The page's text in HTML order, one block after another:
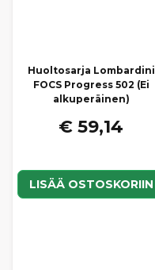
Huoltosarja Lombardini
FOCS Progress 502 (Ei
alkuperäinen)
€ 59,14
LISÄÄ OSTOSKORIIN